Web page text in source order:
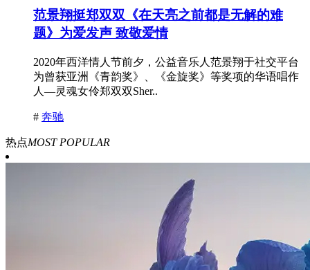
范景翔挺郑双双《在天亮之前都是无解的难
题》为爱发声 致敬爱情
2020年西洋情人节前夕，公益音乐人范景翔于社交平台
为曾获亚洲《青韵奖》、《金旋奖》等奖项的华语唱作
人―灵魂女伶郑双双Sher..
# 奔驰
热点MOST POPULAR